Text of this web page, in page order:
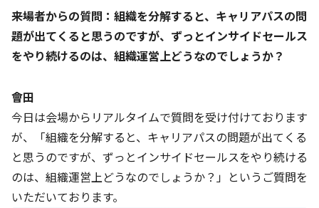
――来場者からの質問：組織を分解すると、キャリアパスの問
題が出てくると思うのですが、ずっとインサイドセールス
をやり続けるのは、組織運営上どうなのでしょうか？
會田
今日は会場からリアルタイムで質問を受け付けております
が、「組織を分解すると、キャリアパスの問題が出てくる
と思うのですが、ずっとインサイドセールスをやり続ける
のは、組織運営上どうなのでしょうか？」というご質問を
いただいております。